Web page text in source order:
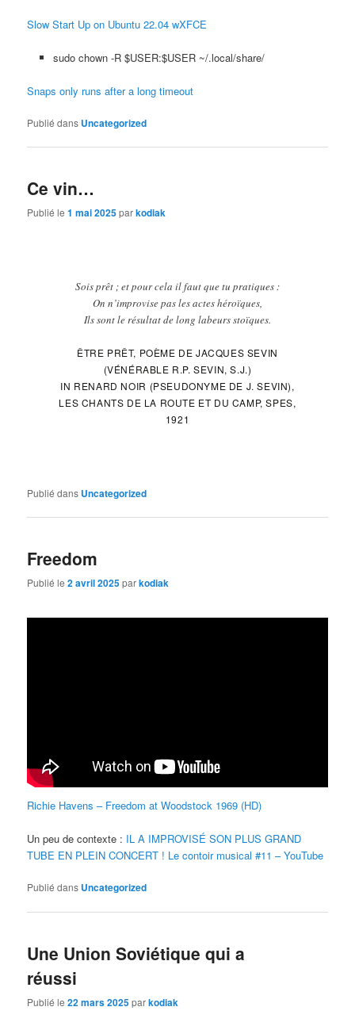
Slow Start Up on Ubuntu 22.04 wXFCE
sudo chown -R $USER:$USER ~/.local/share/
Snaps only runs after a long timeout
Publié dans Uncategorized
Ce vin…
Publié le1 mai 2025parkodiak
Sois prêt ; et pour cela il faut que tu pratiques :
On n’improvise pas les actes héroïques,
Ils sont le résultat de long labeurs stoïques.
ÊTRE PRÊT, POÈME DE JACQUES SEVIN
(VÉNÉRABLE R.P. SEVIN, S.J.)
IN RENARD NOIR (PSEUDONYME DE J. SEVIN),
LES CHANTS DE LA ROUTE ET DU CAMP, SPES,
1921
Publié dans Uncategorized
Freedom
Publié le2 avril 2025parkodiak
Richie Havens – Freedom at Woodstock 1969 (HD)
Un peu de contexte : IL A IMPROVISÉ SON PLUS GRAND
TUBE EN PLEIN CONCERT ! Le contoir musical #11 – YouTube
Publié dans Uncategorized
Une Union Soviétique qui a
réussi
Publié le22 mars 2025parkodiak